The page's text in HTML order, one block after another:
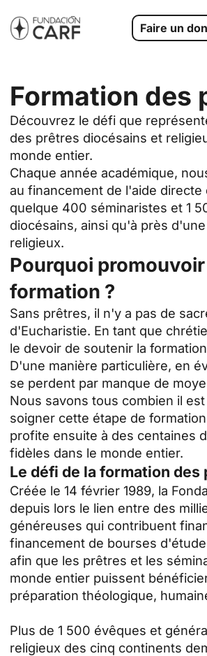
Faire un don
Formation des
Découvrez le défi que
des prêtres diocésains et
monde entier.
Chaque année académique,
au financement de l'aide directe
quelque 400 séminaristes et 1
diocésains, ainsi qu'à près
religieux.
Pourquoi
formation ?
Sans prêtres, il n'y a pas de
d'Eucharistie. En tant que
le devoir de soutenir la
D'une manière particulière, en
se perdent par manque de
Nous savons tous combien il
soigner cette étape de
profite ensuite à des centaines
fidèles dans le monde entier.
Le défi de la formation des
Créée le 14 février 1989, la
depuis lors le lien entre des
généreuses qui contribuent
financement de bourses
afin que les prêtres et les
monde entier puissent
préparation théologique,
Plus de 1 500 évêques et
religieux des cinq continents